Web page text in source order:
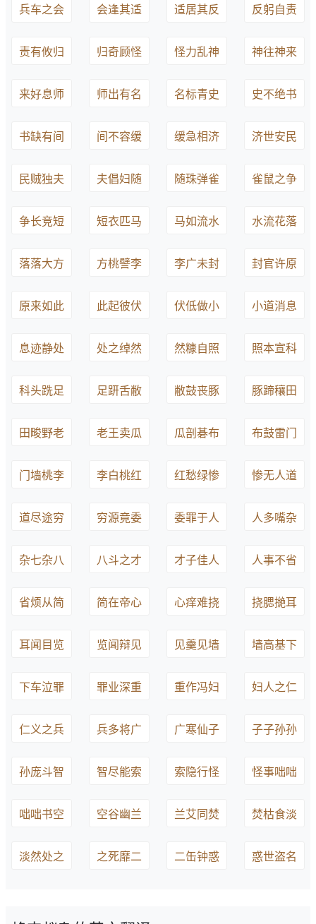
兵车之会 会逢其适 适居其反 反躬自责
责有攸归 归奇顾怪 怪力乱神 神往神来
来好息师 师出有名 名标青史 史不绝书
书缺有间 间不容缓 缓急相济 济世安民
民贼独夫 夫倡妇随 随珠弹雀 雀鼠之争
争长竞短 短衣匹马 马如流水 水流花落
落落大方 方桃譬李 李广未封 封官许原
原来如此 此起彼伏 伏低做小 小道消息
息迹静处 处之绰然 然糠自照 照本宣科
科头跣足 足趼舌敝 敝鼓丧豚 豚蹄穰田
田畯野老 老王卖瓜 瓜剖碁布 布鼓雷门
门墙桃李 李白桃红 红愁绿惨 惨无人道
道尽途穷 穷源竟委 委罪于人 人多嘴杂
杂七杂八 八斗之才 才子佳人 人事不省
省烦从简 简在帝心 心痒难挠 挠腮撧耳
耳闻目览 览闻辩见 见羹见墙 墙高基下
下车泣罪 罪业深重 重作冯妇 妇人之仁
仁义之兵 兵多将广 广寒仙子 子子孙孙
孙庞斗智 智尽能索 索隐行怪 怪事咄咄
咄咄书空 空谷幽兰 兰艾同焚 焚枯食淡
淡然处之 之死靡二 二缶钟惑 惑世盗名